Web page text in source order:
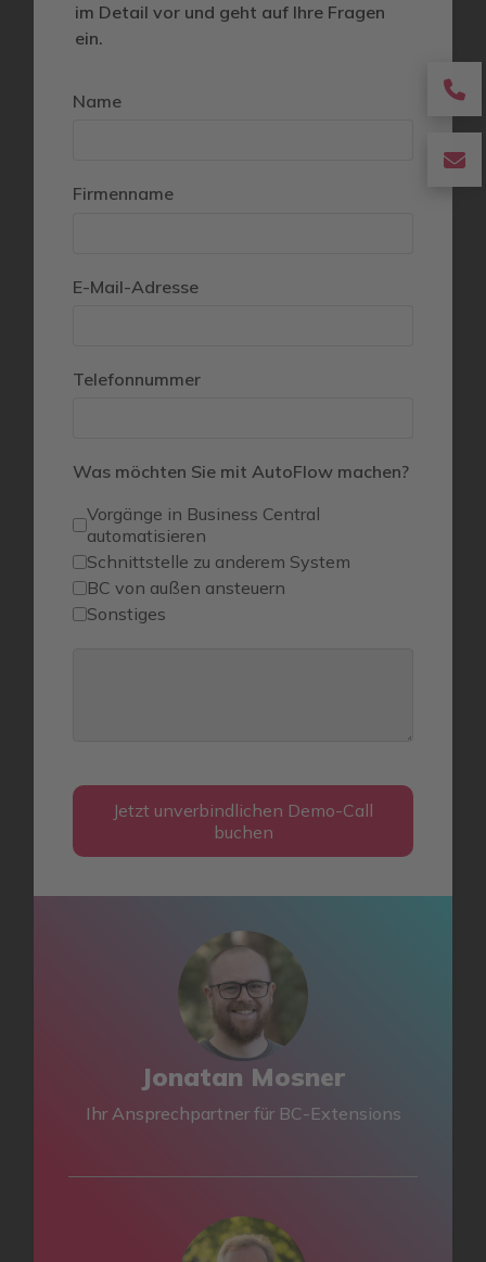
im Detail vor und geht auf Ihre Fragen
ein.
Name
Firmenname
E-Mail-Adresse
Telefonnummer
Was möchten Sie mit AutoFlow machen?
Vorgänge in Business Central
automatisieren
Schnittstelle zu anderem System
BC von außen ansteuern
Sonstiges
Jetzt unverbindlichen Demo-Call
buchen
Jonatan Mosner
Ihr Ansprechpartner für BC-Extensions